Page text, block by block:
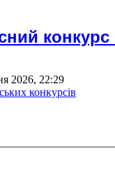
конкурс
2026, 22:29
конкурсів